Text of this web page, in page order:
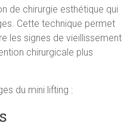
de chirurgie esthétique qui
Cette technique permet
les signes de vieillissement
chirurgicale plus
du mini lifting :